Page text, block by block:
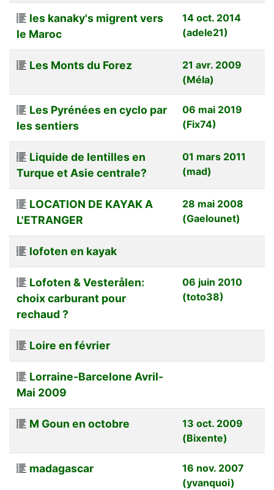
les kanaky's migrent vers
le Maroc
14 oct. 2014
(adele21)
Les Monts du Forez
21 avr. 2009
(Méla)
Les Pyrénées en cyclo par
les sentiers
06 mai 2019
(Fix74)
Liquide de lentilles en
Turque et Asie centrale?
01 mars 2011
(mad)
LOCATION DE KAYAK A
L'ETRANGER
28 mai 2008
(Gaelounet)
lofoten en kayak
Lofoten & Vesterålen:
choix carburant pour
rechaud ?
06 juin 2010
(toto38)
Loire en février
Lorraine-Barcelone Avril-
Mai 2009
M Goun en octobre
13 oct. 2009
(Bixente)
madagascar
16 nov. 2007
(yvanquoi)